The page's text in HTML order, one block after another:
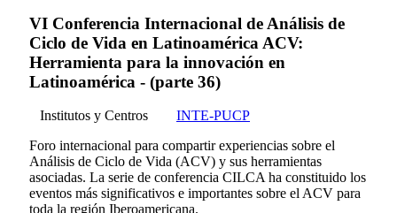
VI Conferencia Internacional de Análisis de
Ciclo de Vida en Latinoamérica ACV:
Herramienta para la innovación en
Latinoamérica - (parte 36)
Institutos y Centros
INTE-PUCP
Foro internacional para compartir experiencias sobre el
Análisis de Ciclo de Vida (ACV) y sus herramientas
asociadas. La serie de conferencia CILCA ha constituido los
eventos más significativos e importantes sobre el ACV para
toda la región Iberoamericana.